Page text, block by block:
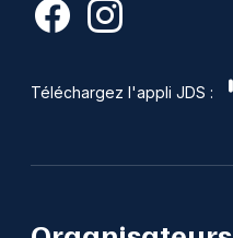
Téléchargez l'appli JDS :